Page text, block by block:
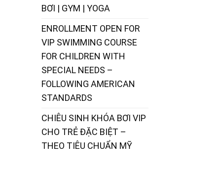
BƠI | GYM | YOGA
ENROLLMENT OPEN FOR
VIP SWIMMING COURSE
FOR CHILDREN WITH
SPECIAL NEEDS –
FOLLOWING AMERICAN
STANDARDS
CHIÊU SINH KHÓA BƠI VIP
CHO TRẺ ĐẶC BIỆT –
THEO TIÊU CHUẨN MỸ